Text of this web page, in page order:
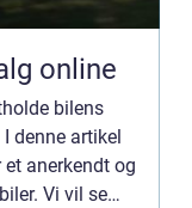
online
bilens
denne artikel
anerkendt og
Vi vil se